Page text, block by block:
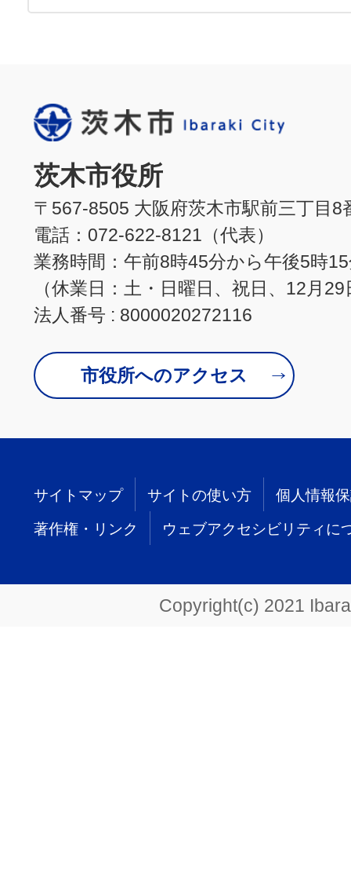
茨木市役所
〒567-8505 大阪府茨木市駅前三丁目8
電話：072-622-8121（代表）
業務時間：午前8時45分から午後5時
（休業日：土・日曜日、祝日、12月
法人番号 : 8000020272116
市役所へのアクセス
サイトマップ サイトの使い方 個人情報
著作権・リンク ウェブアクセシビリティに
Copyright(c) 2021